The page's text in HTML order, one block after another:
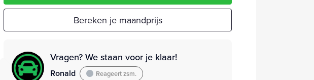
Bereken je maandprijs
Vragen? We staan voor je klaar!
Ronald Reageert zsm.